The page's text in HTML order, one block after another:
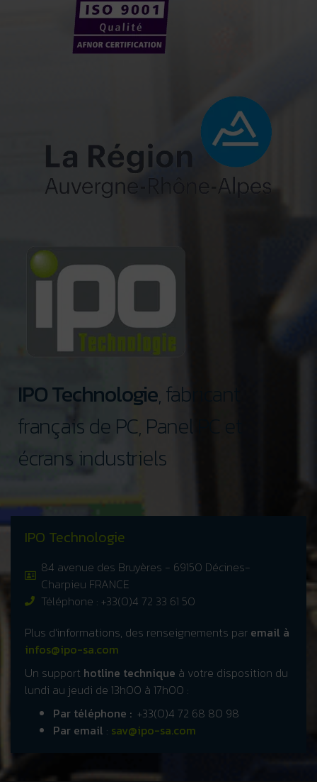
IPO Technologie, fabricant
français de PC, Panel PC et
écrans industriels
IPO Technologie
84 avenue des Bruyères - 69150 Décines-
Charpieu FRANCE
Téléphone : +33(0)4 72 33 61 50
Plus d’informations, des renseignements par email à
infos@ipo-sa.com
Un support hotline technique à votre disposition du
lundi au jeudi de 13h00 à 17h00 :
Par téléphone : +33(0)4 72 68 80 98
Par email : sav@ipo-sa.com